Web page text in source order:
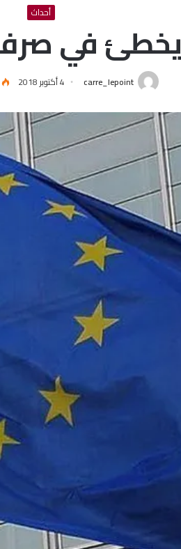
أحداث
صرف أكثر من 3
carre_lepoint 4 أكتوبر 2018